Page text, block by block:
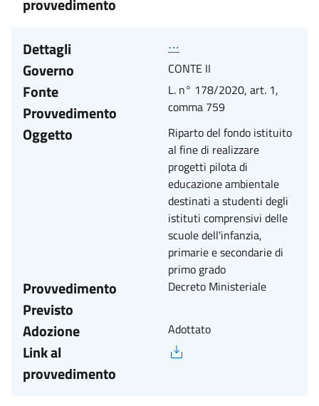
provvedimento
Dettagli
⋯
Governo CONTE II
Fonte
Provvedimento
L. n° 178/2020, art. 1,
comma 759
Oggetto
Riparto del fondo istituito
al fine di realizzare
progetti pilota di
educazione ambientale
destinati a studenti degli
istituti comprensivi delle
scuole dell'infanzia,
primarie e secondarie di
primo grado
Provvedimento
Previsto
Decreto Ministeriale
Adozione Adottato
Link al
provvedimento